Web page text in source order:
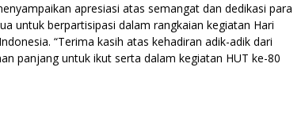
apresiasi atas semangat dan dedikasi para
untuk berpartisipasi dalam rangkaian kegiatan Hari
“Terima kasih atas kehadiran adik-adik dari
panjang untuk ikut serta dalam kegiatan HUT ke-80